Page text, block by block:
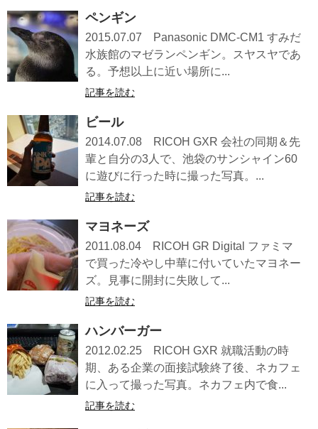
ペンギン
2015.07.07 Panasonic DMC-CM1 すみだ
水族館のマゼランペンギン。スヤスヤであ
る。予想以上に近い場所に...
記事を読む
ビール
2014.07.08 RICOH GXR 会社の同期＆先
輩と自分の3人で、池袋のサンシャイン60
に遊びに行った時に撮った写真。...
記事を読む
マヨネーズ
2011.08.04 RICOH GR Digital ファミマ
で買った冷やし中華に付いていたマヨネー
ズ。見事に開封に失敗して...
記事を読む
ハンバーガー
2012.02.25 RICOH GXR 就職活動の時
期、ある企業の面接試験終了後、ネカフェ
に入って撮った写真。ネカフェ内で食...
記事を読む